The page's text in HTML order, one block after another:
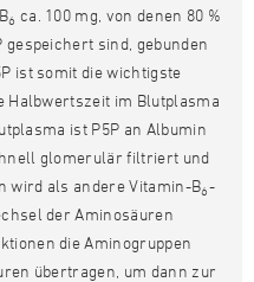
6 ca. 100 mg, von denen 80 %
sind, gebunden
ist somit die wichtigste
Halbwertszeit im Blutplasma
ist P5P an Albumin
glomerulär filtriert und
wird als andere Vitamin-B6-
der Aminosäuren
die Aminogruppen
übertragen, um dann zur